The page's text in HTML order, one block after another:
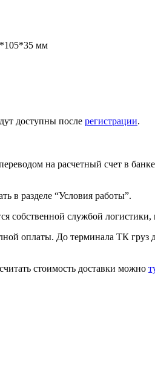
мм
доступны после регистрации.
на расчетный счет в
в разделе “Условия работы”.
собственной службой
оплаты. До терминала ТК
стоимость доставки можно